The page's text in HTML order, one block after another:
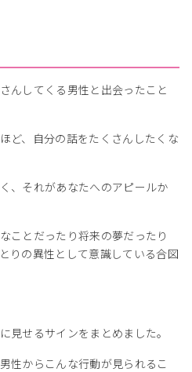
んしてくる男性と出会ったこと
ど、自分の話をたくさんしたくな
、それがあなたへのアピールか
ことだったり将来の夢だったり
りの異性として意識している合図
見せるサインをまとめました。
性からこんな行動が見られるこ